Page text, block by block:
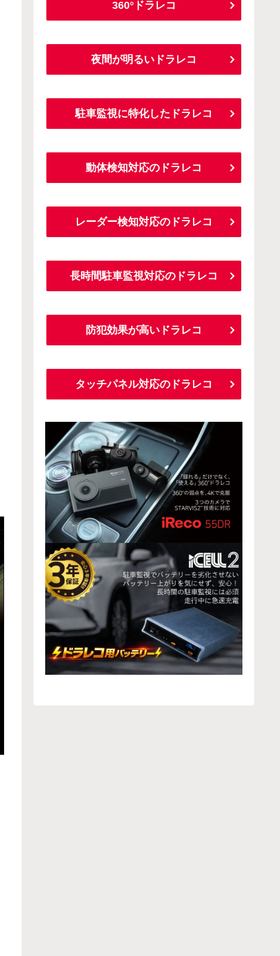
360°ドラレコ
夜間が明るいドラレコ
駐車監視に特化したドラレコ
動体検知対応のドラレコ
レーダー検知対応のドラレコ
長時間駐車監視対応のドラレコ
防犯効果が高いドラレコ
タッチパネル対応のドラレコ